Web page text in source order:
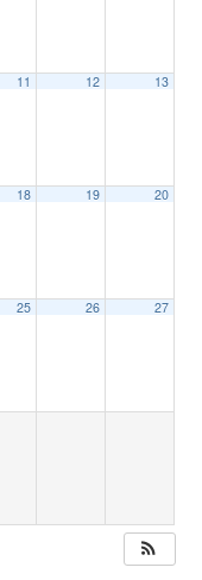
11 12 13
18 19 20
25 26 27